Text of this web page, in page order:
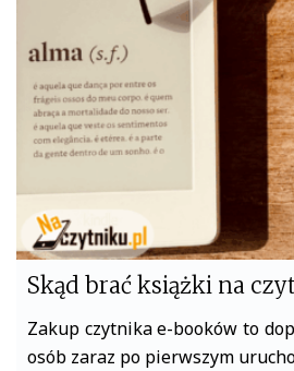
booki
Skąd brać książki na
Zakup czytnika e-booków to
osób zaraz po pierwszym